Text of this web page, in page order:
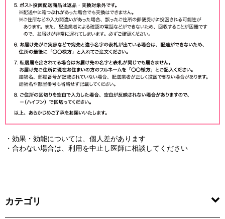
・効果・効能については、個人差があります
・合わない場合は、利用を中止し医師に相談してください
カテゴリ